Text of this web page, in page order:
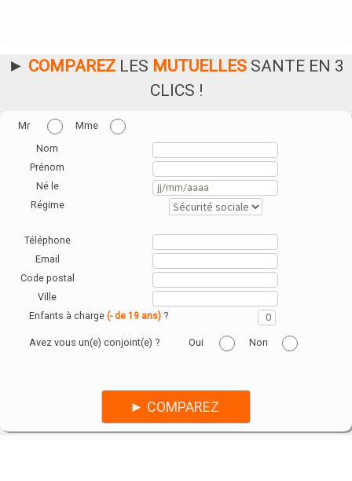
► COMPAREZ LES MUTUELLES SANTE EN 3
CLICS !
Mr
Mme
Nom
Prénom
Né le
Régime
Téléphone
Email
Code postal
Ville
Enfants à charge(- de 19 ans)?
Avez vous un(e) conjoint(e) ? Oui Non